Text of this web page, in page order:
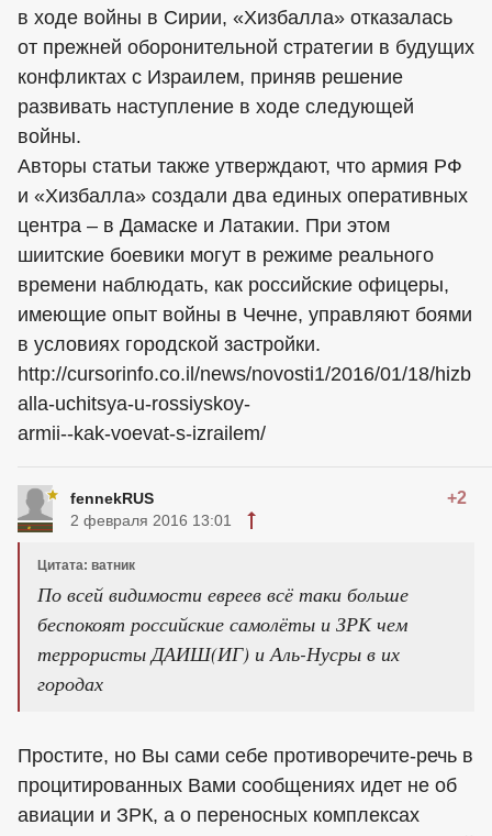
в ходе войны в Сирии, «Хизбалла» отказалась
от прежней оборонительной стратегии в будущих
конфликтах с Израилем, приняв решение
развивать наступление в ходе следующей
войны.
Авторы статьи также утверждают, что армия РФ
и «Хизбалла» создали два единых оперативных
центра – в Дамаске и Латакии. При этом
шиитские боевики могут в режиме реального
времени наблюдать, как российские офицеры,
имеющие опыт войны в Чечне, управляют боями
в условиях городской застройки.
http://cursorinfo.co.il/news/novosti1/2016/01/18/hizb
alla-uchitsya-u-rossiyskoy-
armii--kak-voevat-s-izrailem/
fennekRUS +2
2 февраля 2016 13:01
Цитата: ватник
По всей видимости евреев всё таки больше
беспокоят российские самолёты и ЗРК чем
террористы ДАИШ(ИГ) и Аль-Нусры в их
городах
Простите, но Вы сами себе противоречите-речь в
процитированных Вами сообщениях идет не об
авиации и ЗРК, а о переносных комплексах